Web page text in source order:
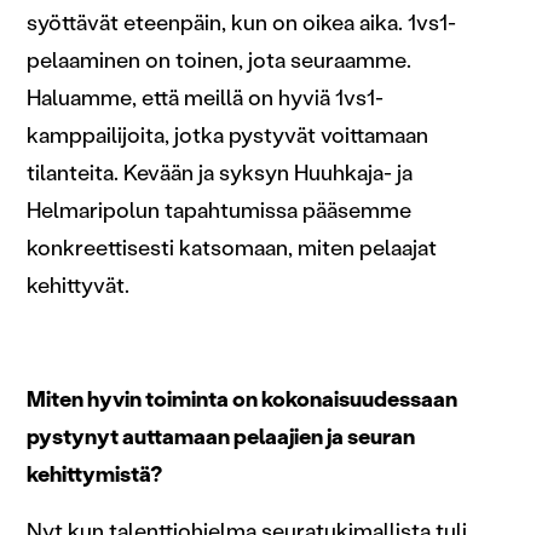
syöttävät eteenpäin, kun on oikea aika. 1vs1-
pelaaminen on toinen, jota seuraamme.
Haluamme, että meillä on hyviä 1vs1-
kamppailijoita, jotka pystyvät voittamaan
tilanteita. Kevään ja syksyn Huuhkaja- ja
Helmaripolun tapahtumissa pääsemme
konkreettisesti katsomaan, miten pelaajat
kehittyvät.
Miten hyvin toiminta on kokonaisuudessaan
pystynyt auttamaan pelaajien ja seuran
kehittymistä?